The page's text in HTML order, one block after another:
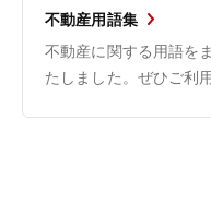
不動産用語集
不動産に関する用語を
たしました。ぜひご利